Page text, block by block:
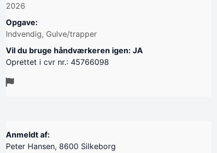
2026
Opgave:
Indvendig, Gulve/trapper
Vil du bruge håndværkeren igen: JA
Oprettet i cvr nr.: 45766098
Anmeldt af:
Peter Hansen, 8600 Silkeborg